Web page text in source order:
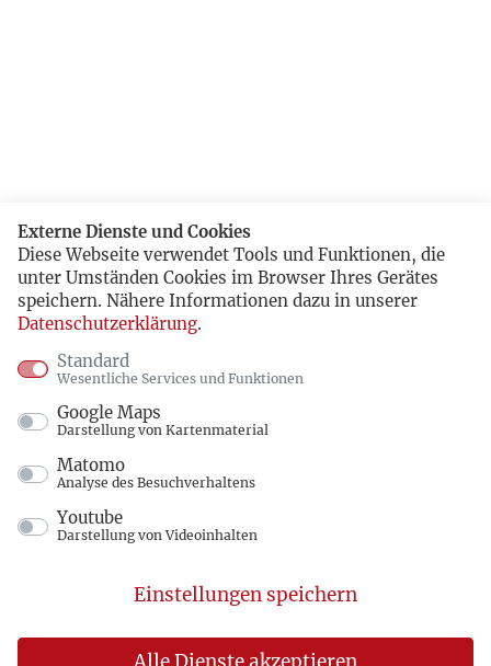
Externe Dienste und Cookies
Diese Webseite verwendet Tools und Funktionen, die
unter Umständen Cookies im Browser Ihres Gerätes
speichern. Nähere Informationen dazu in unserer
Datenschutzerklärung.
Standard
Wesentliche Services und Funktionen
Google Maps
Darstellung von Kartenmaterial
Matomo
Analyse des Besuchverhaltens
Youtube
Darstellung von Videoinhalten
Einstellungen speichern